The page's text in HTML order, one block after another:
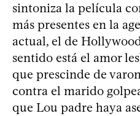
sintoniza la película
más presentes en la
actual, el de
sentido está el amor
que prescinde de
contra el marido
que Lou padre haya